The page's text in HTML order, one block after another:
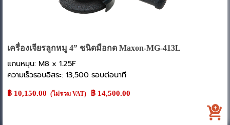
เครื่องเจียรลูกหมู 4” ชนิดมือกด Maxon-MG-413L
แกนหมุน: M8 x 1.25F
ความเร็วรอบอิสระ: 13,500 รอบต่อนาที
กำลัง: 1.0 แรงม้า (0.75 กิโลวัตต์)
฿ 10,150.00 (ไม่รวม VAT) Price without discount
฿ 14,500.00